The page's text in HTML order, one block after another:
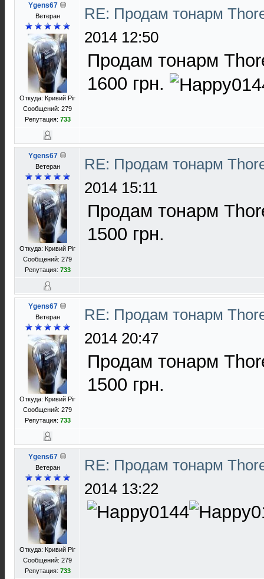
Ygens67
Ветеран
Откуда: Кривий Ріг
Сообщений: 279
Репутация: 733
RE: Продам тонарм
2014 12:50
Продам тонарм
1600 грн.
Ygens67
Ветеран
Откуда: Кривий Ріг
Сообщений: 279
Репутация: 733
RE: Продам тонарм
2014 15:11
Продам тонарм
1500 грн.
Ygens67
Ветеран
Откуда: Кривий Ріг
Сообщений: 279
Репутация: 733
RE: Продам тонарм
2014 20:47
Продам тонарм
1500 грн.
Ygens67
Ветеран
Откуда: Кривий Ріг
Сообщений: 279
Репутация: 733
RE: Продам тонарм
2014 13:22